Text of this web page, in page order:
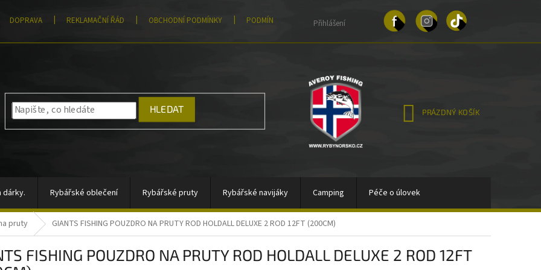
DOPRAVA REKLAMAČNÍ ŘÁD OBCHODNÍ PODMÍNKY PODMÍNKY OCHRANY OSOBNÍCH ÚDAJŮ
Přihlášení
HLEDAT NÁKUPNÍ
PRÁZDNÝ KOŠÍK
dárky. Rybářské oblečení Rybářské pruty Rybářské navijáky Camping Péče o úlovek
sady signalizátorů Vlasce a šňůry Totální výprodej Stojany, vidličky,držáky sondy
Moře AKCE Pomůcky k zakrmování Jigové hlavy Gumové nástrahy Woblery
pruty GIANTS FISHING POUZDRO NA PRUTY ROD HOLDALL DELUXE 2 ROD 12FT (200CM)
FISHING POUZDRO NA PRUTY ROD HOLDALL DELUXE 2 ROD 12FT